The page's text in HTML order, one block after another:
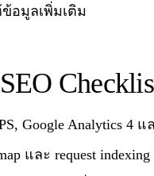
ข้อมูลเพิ่มเติม
Google Analytics 4 แ
และ request